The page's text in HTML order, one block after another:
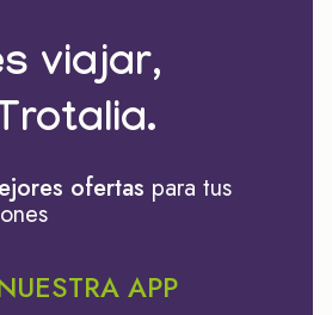
viajar,
ofertas para tus
APP